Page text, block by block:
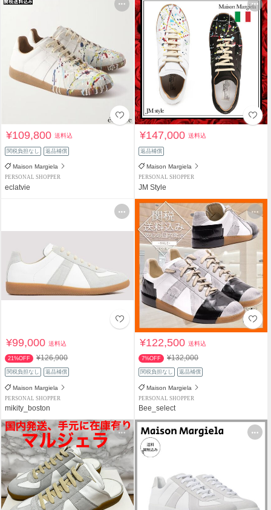
¥109,800送料込
関税負担なし 返品補償
Maison Margiela
PERSONAL SHOPPER
eclatvie
¥147,000送料込
返品補償
Maison Margiela
PERSONAL SHOPPER
JM Style
¥99,000送料込
21%OFF ¥126,900
関税負担なし 返品補償
Maison Margiela
PERSONAL SHOPPER
mikity_boston
¥122,500送料込
7%OFF ¥132,000
関税負担なし 返品補償
Maison Margiela
PERSONAL SHOPPER
Bee_select